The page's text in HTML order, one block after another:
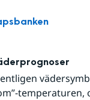
temperaturen,